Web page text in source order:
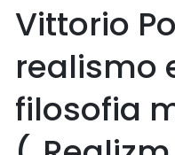
Vittorio
realismo
filosofia